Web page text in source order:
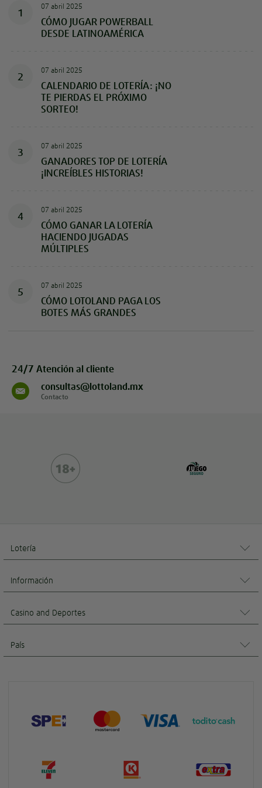
1 07 abril 2025
CÓMO JUGAR POWERBALL
DESDE LATINOAMÉRICA
2 07 abril 2025
CALENDARIO DE LOTERÍA: ¡NO
TE PIERDAS EL PRÓXIMO
SORTEO!
3 07 abril 2025
GANADORES TOP DE LOTERÍA
¡INCREÍBLES HISTORIAS!
4 07 abril 2025
CÓMO GANAR LA LOTERÍA
HACIENDO JUGADAS
MÚLTIPLES
5 07 abril 2025
CÓMO LOTOLAND PAGA LOS
BOTES MÁS GRANDES
24/7 Atención al cliente
consultas@lottoland.mx
Contacto
Lotería
Información
Casino and Deportes
País